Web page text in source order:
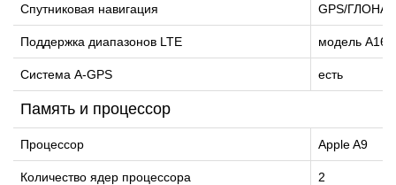
Спутниковая навигация GPS/
Поддержка диапазонов LTE модель
Cистема A-GPS есть
Память и процессор
Процессор Apple A9
Количество ядер процессора 2